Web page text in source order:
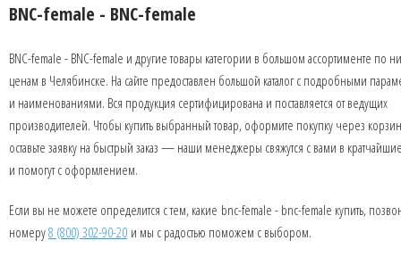
BNC-female - BNC-female
BNC-female - BNC-female и другие товары категории в большом ассортименте по
ценам в Челябинске. На сайте предоставлен большой каталог с подробными
и наименованиями. Вся продукция сертифицирована и поставляется от ведущих
производителей. Чтобы купить выбранный товар, оформите покупку через
оставьте заявку на быстрый заказ — наши менеджеры свяжутся с вами в
и помогут с оформлением.
Если вы не можете определится с тем, какие bnc-female - bnc-female купить,
номеру8 (800) 302-90-20 и мы с радостью поможем с выбором.